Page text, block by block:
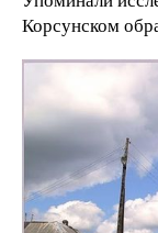
Корсунском